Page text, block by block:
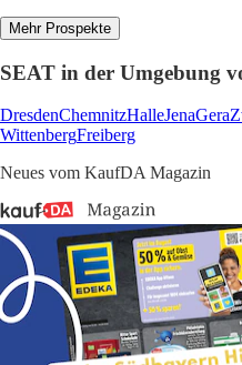
Mehr Prospekte
SEAT in der Umgebung
DresdenChemnitzHalleJenaGera
WittenbergFreiberg
Neues vom KaufDA Magazin